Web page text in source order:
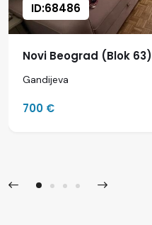
ID:68486
Novi Beograd (Blok 63)
Gandijeva
700 €